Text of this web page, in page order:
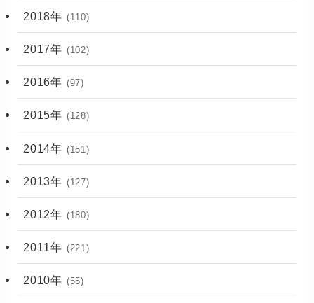
2018年 (110)
2017年 (102)
2016年 (97)
2015年 (128)
2014年 (151)
2013年 (127)
2012年 (180)
2011年 (221)
2010年 (55)